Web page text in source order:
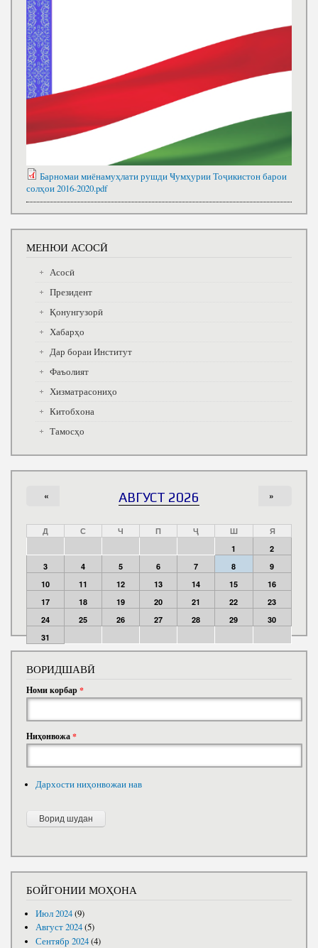
Барномаи миёнамуҳлати рушди Ҹумҳурии Тоҷикистон барои
солҳои 2016-2020.pdf
МЕНЮИ АСОСӢ
Асосӣ
Президент
Қонунгузорӣ
Хабарҳо
Дар бораи Институт
Фаъолият
Хизматрасониҳо
Китобхона
Тамосҳо
АВГУСТ 2026
« »
Д С Ч П Ҷ Ш
Я
1
2
3
4 5 6 7 8
9
10
11 12 13 14 15
16
17
18 19 20 21 22
23
24
25 26 27 28 29
30
31
ВОРИДШАВӢ
Номи корбар*
Ниҳонвожа*
Дархости ниҳонвожаи нав
БОЙГОНИИ МОҲОНА
Июл 2024(9)
Август 2024(5)
Сентябр 2024(4)